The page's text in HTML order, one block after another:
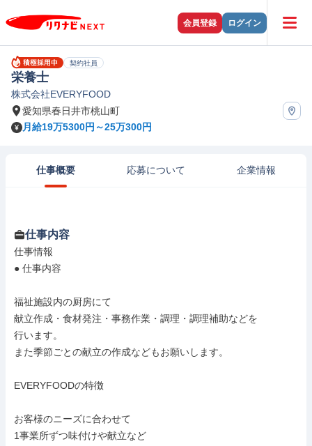
会員登録 ログイン
契約社員
栄養士
株式会社EVERYFOOD
愛知県春日井市桃山町
月給19万5300円～25万300円
仕事概要 応募について 企業情報
仕事内容
仕事情報
● 仕事内容
福祉施設内の厨房にて
献立作成・食材発注・事務作業・調理・調理補助などを
行います。
また季節ごとの献立の作成などもお願いします。
EVERYFOODの特徴
お客様のニーズに合わせて
1事業所ずつ味付けや献立など